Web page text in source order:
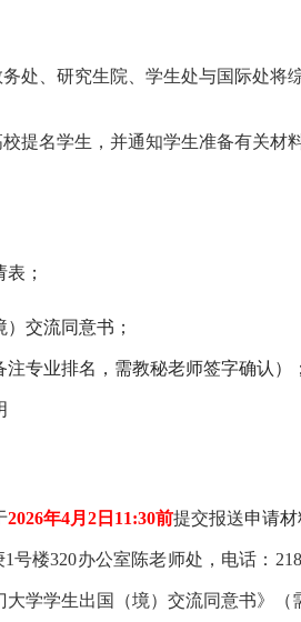
务处、研究生院、学生处与国际处将
提名学生，并通知学生准备有关材
；
交流同意书；
注专业排名，需教秘老师签字确认 ） ；
2026年4月 2 日 11:30前提交报送申请材
1号楼320办公室陈老师处，电话： 218
大学学生出国（境）交流同意书》 （